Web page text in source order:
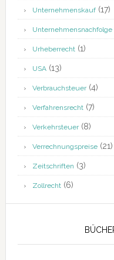
Unternehmenskauf(17)
Unternehmensnachfolge
Urheberrecht(1)
USA(13)
Verbrauchsteuer(4)
Verfahrensrecht(7)
Verkehrsteuer(8)
Verrechnungspreise(21)
Zeitschriften (3)
Zollrecht(6)